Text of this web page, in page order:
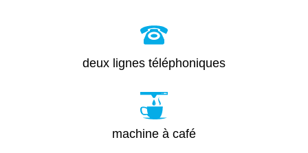
deux lignes téléphoniques
machine à café